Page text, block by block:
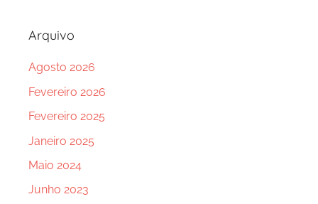
Arquivo
Agosto 2026
Fevereiro 2026
Fevereiro 2025
Janeiro 2025
Maio 2024
Junho 2023